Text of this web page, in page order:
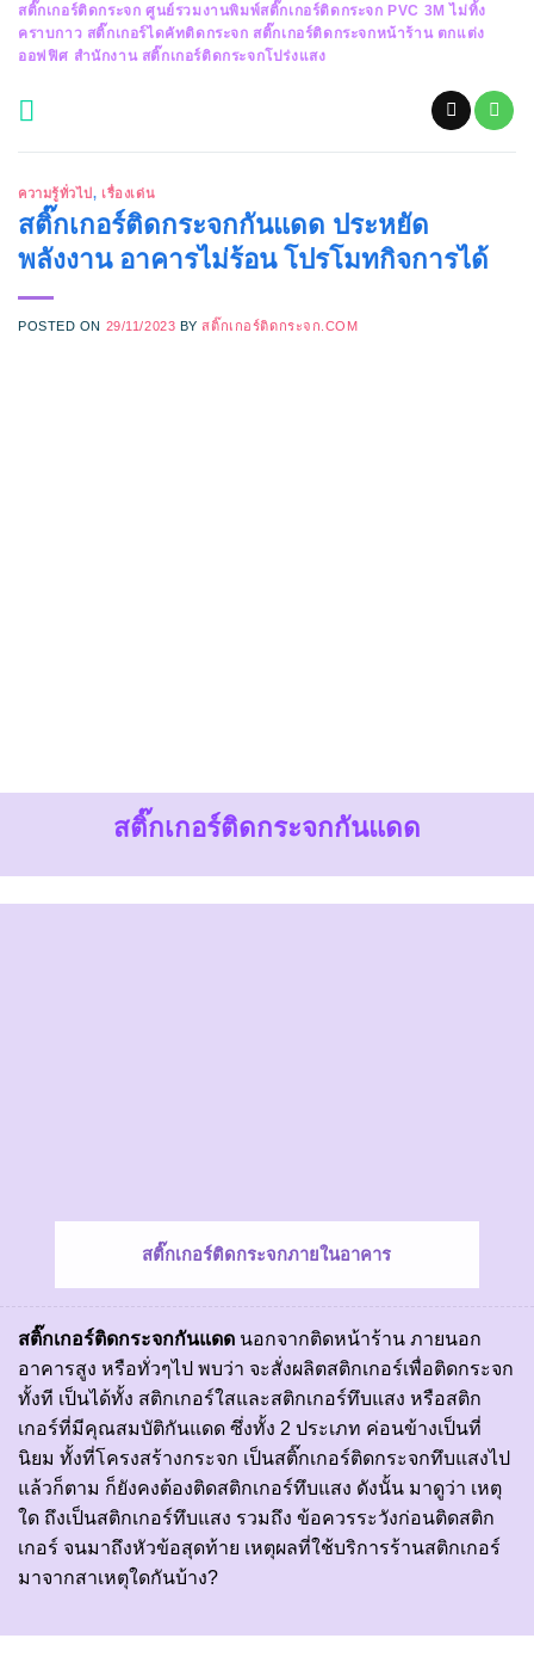
Skipสติ๊กเกอร์ติดกระจก ศูนย์รวมงานพิมพ์สติ๊กเกอร์ติดกระจก PVC 3M ไม่ทิ้ง
คราบกาว สติ๊กเกอร์ไดคัทติดกระจก สติ๊กเกอร์ติดกระจกหน้าร้าน ตกแต่ง
ออฟฟิศ สำนักงาน สติ๊กเกอร์ติดกระจกโปร่งแสง
ความรู้ทั่วไป, เรื่องเด่น
สติ๊กเกอร์ติดกระจกกันแดด ประหยัด
พลังงาน อาคารไม่ร้อน โปรโมทกิจการได้
POSTED ON 29/11/2023 BYสติ๊กเกอร์ติดกระจก.COM
สติ๊กเกอร์ติดกระจกกันแดด
สติ๊กเกอร์ติดกระจกภายในอาคาร
สติ๊กเกอร์ติดกระจกกันแดด นอกจากติดหน้าร้าน ภายนอก
อาคารสูง หรือทั่วๆไป พบว่า จะสั่งผลิตสติกเกอร์เพื่อติดกระจก
ทั้งที เป็นได้ทั้ง สติกเกอร์ใสและสติกเกอร์ทึบแสง หรือสติก
เกอร์ที่มีคุณสมบัติกันแดด ซึ่งทั้ง 2 ประเภท ค่อนข้างเป็นที่
นิยม ทั้งที่โครงสร้างกระจก เป็นสติ๊กเกอร์ติดกระจกทึบแสงไป
แล้วก็ตาม ก็ยังคงต้องติดสติกเกอร์ทึบแสง ดังนั้น มาดูว่า เหตุ
ใด ถึงเป็นสติกเกอร์ทึบแสง รวมถึง ข้อควรระวังก่อนติดสติก
เกอร์ จนมาถึงหัวข้อสุดท้าย เหตุผลที่ใช้บริการร้านสติกเกอร์
มาจากสาเหตุใดกันบ้าง?